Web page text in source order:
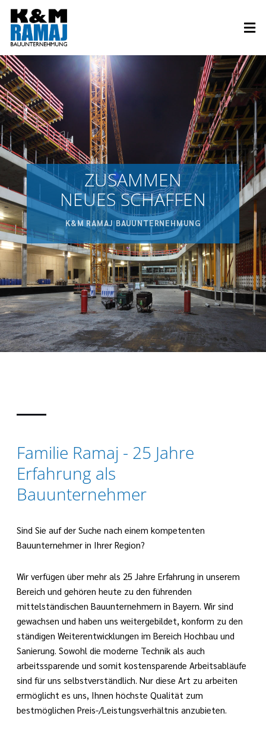
ZUSAMMEN
NEUES SCHAFFEN
K&M RAMAJ BAUUNTERNEHMUNG
Familie Ramaj - 25 Jahre
Erfahrung als
Bauunternehmer
Sind Sie auf der Suche nach einem kompetenten
Bauunternehmer in Ihrer Region?
Wir verfügen über mehr als 25 Jahre Erfahrung in unserem
Bereich und gehören heute zu den führenden
mittelständischen Bauunternehmern in Bayern. Wir sind
gewachsen und haben uns weitergebildet, konform zu den
ständigen Weiterentwicklungen im Bereich Hochbau und
Sanierung. Sowohl die moderne Technik als auch
arbeitssparende und somit kostensparende Arbeitsabläufe
sind für uns selbstverständlich. Nur diese Art zu arbeiten
ermöglicht es uns, Ihnen höchste Qualität zum
bestmöglichen Preis-/Leistungsverhältnis anzubieten.